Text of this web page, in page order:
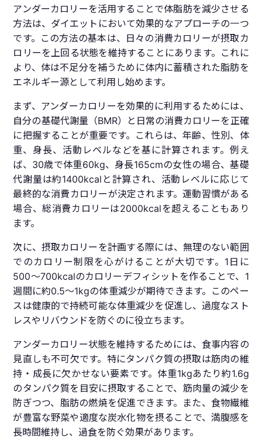
アンダーカロリーを活用することで体脂肪を減少させる
方法は、ダイエットにおいて効果的なアプローチの一つ
です。この方法の基本は、日々の消費カロリーが摂取カ
ロリーを上回る状態を維持することにあります。これに
より、体は不足分を補うために体内に蓄積された脂肪を
エネルギー源として利用し始めます。
まず、アンダーカロリーを効果的に利用するためには、
自分の基礎代謝量（BMR）と日常の消費カロリーを正確
に把握することが重要です。これらは、年齢、性別、体
重、身長、活動レベルなどを基に計算されます。例え
ば、30歳で体重60kg、身長165cmの女性の場合、基礎
代謝量は約1400kcalと計算され、活動レベルに応じて
最終的な消費カロリーが決定されます。運動習慣がある
場合、総消費カロリーは2000kcalを超えることもあり
ます。
次に、摂取カロリーを計画する際には、無理のない範囲
でのカロリー制限を心がけることが大切です。1日に
500〜700kcalのカロリーデフィシットを作ることで、1
週間に約0.5〜1kgの体重減少が期待できます。このペー
スは健康的で持続可能な体重減少を促進し、過度なスト
レスやリバウンドを防ぐのに役立ちます。
アンダーカロリー状態を維持するためには、食事内容の
見直しも不可欠です。特にタンパク質の摂取は筋肉の維
持・成長に欠かせない要素です。体重1kgあたり約1.6g
のタンパク質を目安に摂取することで、筋肉量の減少を
防ぎつつ、脂肪の燃焼を促進できます。また、食物繊維
が豊富な野菜や適度な炭水化物を摂ることで、満腹感を
長時間維持し、過食を防ぐ効果があります。